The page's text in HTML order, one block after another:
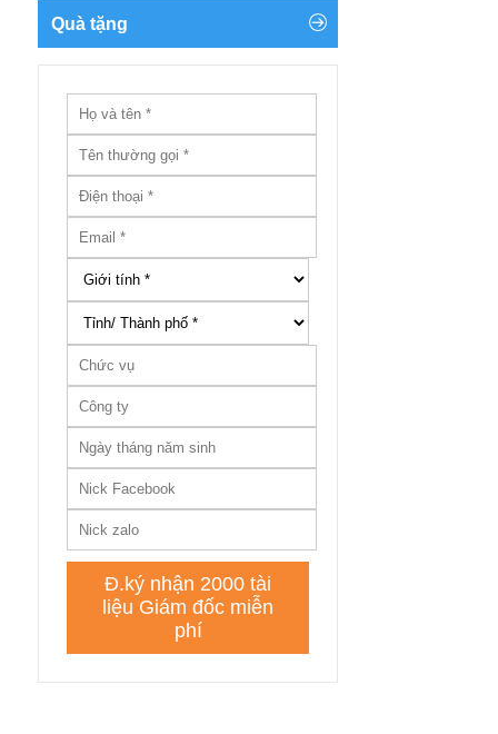
Quà tặng